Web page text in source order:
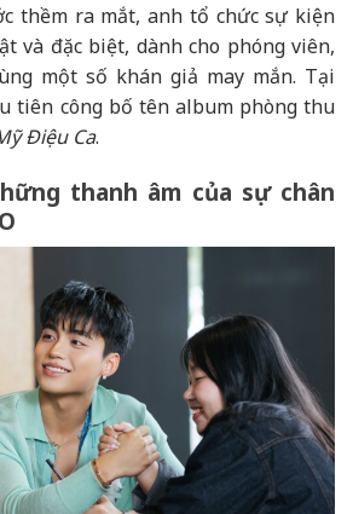
thềm ra mắt, anh tổ chức sự kiện
và đặc biệt, dành cho phóng viên,
một số khán giả may mắn. Tại
tiên công bố tên album phòng thu
Điệu Ca.
thanh âm của sự chân